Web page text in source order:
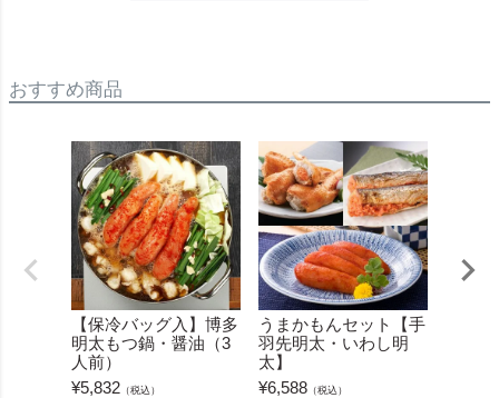
おすすめ商品
【保冷バッグ入】博多
明太もつ鍋・醤油（3
人前）
¥5,832 （税込）
うまかもんセット【手
羽先明太・いわし明
太】
¥6,588 （税込）